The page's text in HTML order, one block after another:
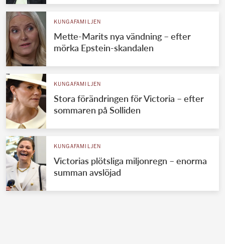
KUNGAFAMILJEN
Mette-Marits nya vändning – efter
mörka Epstein-skandalen
KUNGAFAMILJEN
Stora förändringen för Victoria – efter
sommaren på Solliden
KUNGAFAMILJEN
Victorias plötsliga miljonregn – enorma
summan avslöjad